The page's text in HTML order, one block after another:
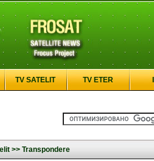
TV SATELIT TV ETER
>> Transpondere